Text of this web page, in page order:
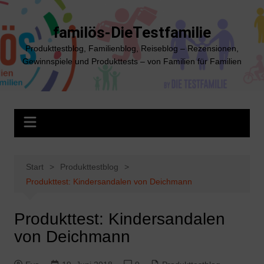
Zum
springen
familös-DieTestfamilie
Produkttestblog, Familienblog, Reiseblog – Rezensionen,
Gewinnspiele und Produkttests – von Familien für Familien
Start
Produkttestblog
Produkttest: Kindersandalen von Deichmann
Produkttest: Kindersandalen
von Deichmann